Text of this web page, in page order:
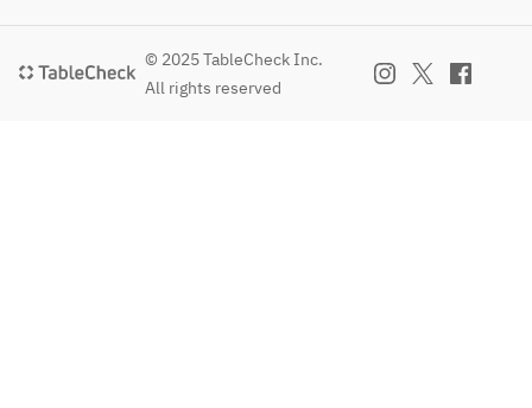
© 2025 TableCheck Inc.
All rights reserved